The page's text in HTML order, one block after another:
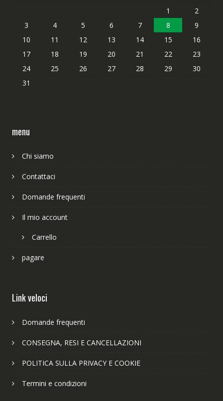
1
2
3
4 5 6 7 8
9
10
11 12 13 14 15
16
17
18 19 20 21 22
23
24
25 26 27 28 29
30
31
menu
Chi siamo
Contattaci
Domande frequenti
Il mio account
Carrello
pagare
Link veloci
Domande frequenti
CONSEGNA, RESI E CANCELLAZIONI
POLITICA SULLA PRIVACY E COOKIE
Termini e condizioni